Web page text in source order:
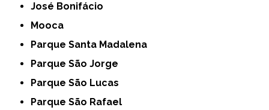
José Bonifácio
Mooca
Parque Santa Madalena
Parque São Jorge
Parque São Lucas
Parque São Rafael